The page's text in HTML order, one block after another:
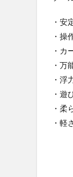
・安
・操
・カ
・万
・浮
・遊
・柔
・軽